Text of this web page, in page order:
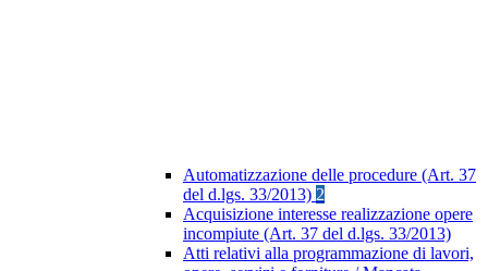
Automatizzazione delle procedure (Art. 37
del d.lgs. 33/2013) 2
Acquisizione interesse realizzazione opere
incompiute (Art. 37 del d.lgs. 33/2013)
Atti relativi alla programmazione di lavori,